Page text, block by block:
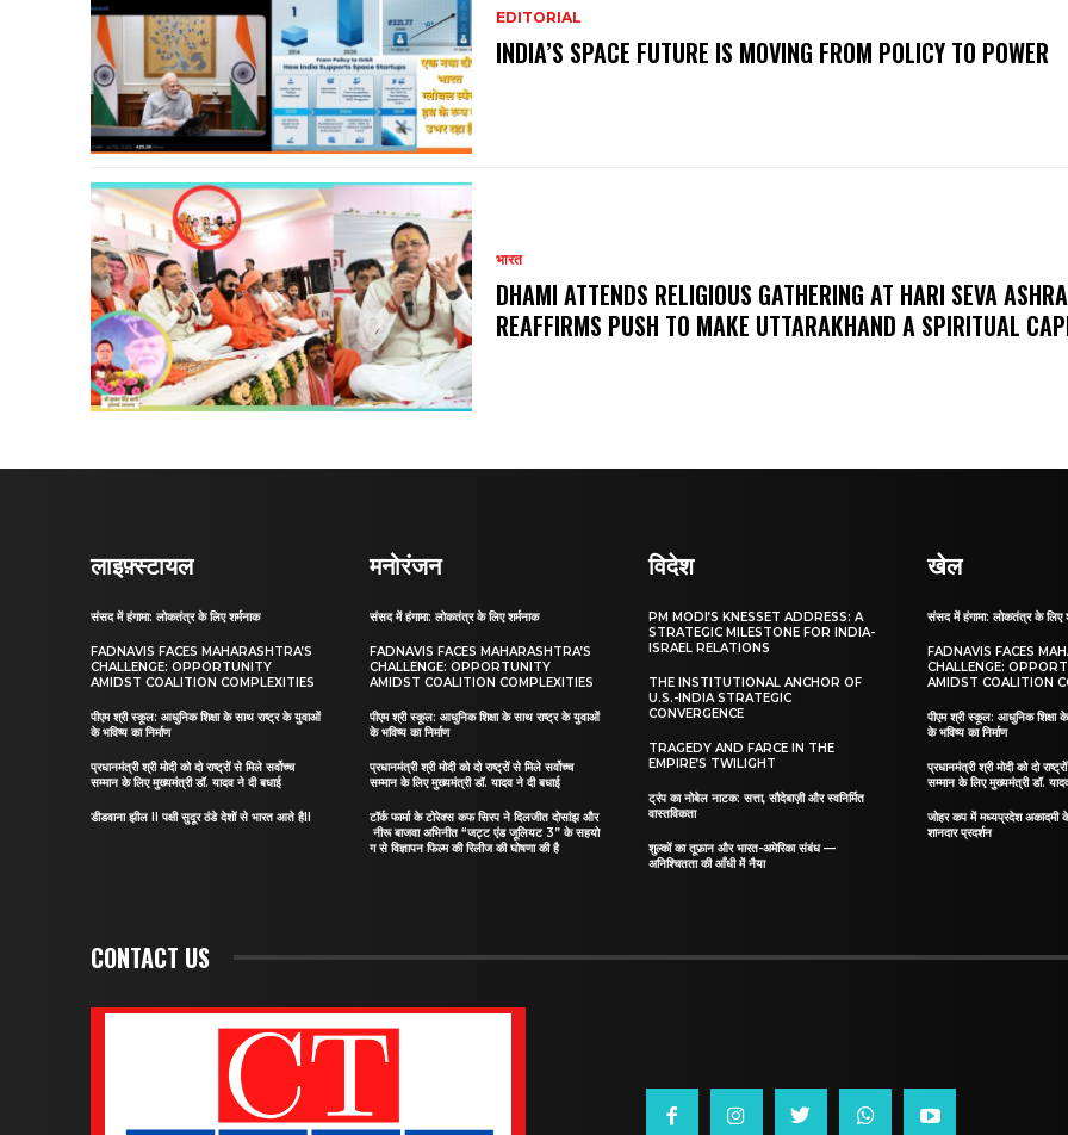
EDITORIAL
INDIA’S SPACE FUTURE IS MOVING FROM POLICY TO POWER
भारत
DHAMI ATTENDS RELIGIOUS GATHERING AT HARI SEVA
REAFFIRMS PUSH TO MAKE UTTARAKHAND A SPIRITUAL
लाइफ़्स्टायल
संसद में हंगामा: लोकतंत्र के लिए शर्मनाक
FADNAVIS FACES MAHARASHTRA’S
CHALLENGE: OPPORTUNITY
AMIDST COALITION COMPLEXITIES
पीएम श्री स्कूल: आधुनिक शिक्षा के साथ राष्ट्र के युवाओं
के भविष्य का निर्माण
प्रधानमंत्री श्री मोदी को दो राष्ट्रों से मिले सर्वोच्च
सम्मान के लिए मुख्यमंत्री डॉ. यादव ने दी बधाई
डीडवाना झील II पक्षी सुदूर ठंडे देशों से भारत आते हैII
मनोरंजन
संसद में हंगामा: लोकतंत्र के लिए शर्मनाक
FADNAVIS FACES MAHARASHTRA’S
CHALLENGE: OPPORTUNITY
AMIDST COALITION COMPLEXITIES
पीएम श्री स्कूल: आधुनिक शिक्षा के साथ राष्ट्र के युवाओं
के भविष्य का निर्माण
प्रधानमंत्री श्री मोदी को दो राष्ट्रों से मिले सर्वोच्च
सम्मान के लिए मुख्यमंत्री डॉ. यादव ने दी बधाई
टॉर्क फार्मा के टोरेक्स कफ सिरप ने दिलजीत दोसांझ और
नीरू बाजवा अभिनीत “जट्ट एंड जूलियट 3” के सहयो
ग से विज्ञापन फिल्म की रिलीज की घोषणा की है
विदेश
PM MODI’S KNESSET ADDRESS: A
STRATEGIC MILESTONE FOR INDIA-
ISRAEL RELATIONS
THE INSTITUTIONAL ANCHOR OF
U.S.-INDIA STRATEGIC
CONVERGENCE
TRAGEDY AND FARCE IN THE
EMPIRE’S TWILIGHT
ट्रंप का नोबेल नाटक: सत्ता, सौदेबाज़ी और स्वनिर्मित
वास्तविकता
शुल्कों का तूफ़ान और भारत-अमेरिका संबंध —
अनिश्चितता की आँधी में नैया
खेल
संसद में हंगामा: लोकतंत्र के लिए
FADNAVIS FACES
CHALLENGE:
AMIDST COALITION
पीएम श्री स्कूल: आधुनिक शिक्षा
के भविष्य का निर्माण
प्रधानमंत्री श्री मोदी को दो
सम्मान के लिए मुख्यमंत्री डॉ.
जोहर कप में मध्यप्रदेश अकादमी
शानदार प्रदर्शन
CONTACT US